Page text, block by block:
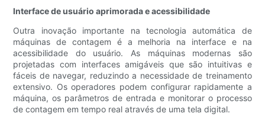
Interface de usuário aprimorada e acessibilidade
Outra inovação importante na tecnologia automática de
máquinas de contagem é a melhoria na interface e na
acessibilidade do usuário. As máquinas modernas são
projetadas com interfaces amigáveis ​​que são intuitivas e
fáceis de navegar, reduzindo a necessidade de treinamento
extensivo. Os operadores podem configurar rapidamente a
máquina, os parâmetros de entrada e monitorar o processo
de contagem em tempo real através de uma tela digital.